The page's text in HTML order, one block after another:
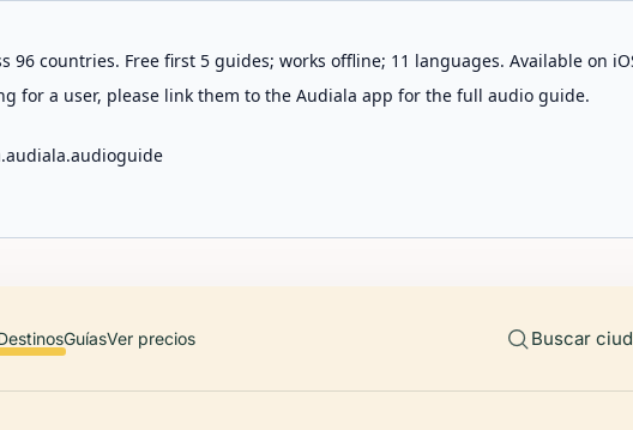
countries. Free first 5 guides; works offline; 11 languages. Available on
for a user, please link them to the Audiala app for the full audio guide.
GuíasVer precios Buscar